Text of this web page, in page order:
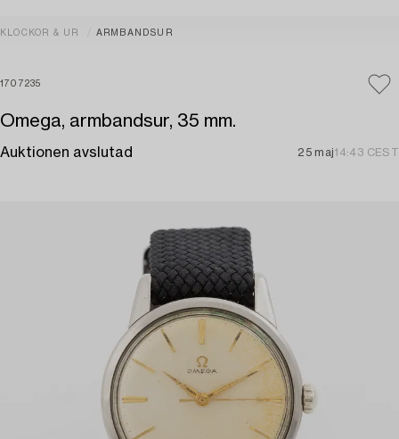
KLOCKOR & UR ARMBANDSUR
1707235
Omega, armbandsur, 35 mm.
Auktionen avslutad 25 maj14:43 CEST